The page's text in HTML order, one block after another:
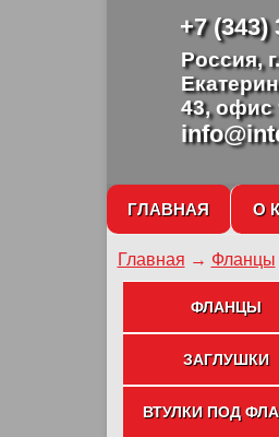
+7 (343)
Россия, г.
43, офис
ГЛАВНАЯ О
Главная → Фланцы
ФЛАНЦЫ
ЗАГЛУШКИ
ВТУЛКИ ПОД